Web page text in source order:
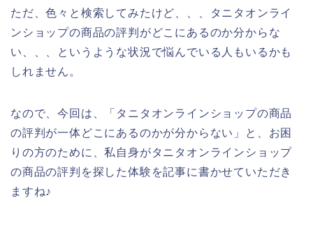
ただ、色々と検索してみたけど、、、タニタオンライ
ンショップの商品の評判がどこにあるのか分からな
い、、、というような状況で悩んでいる人もいるかも
しれません。
なので、今回は、「タニタオンラインショップの商品
の評判が一体どこにあるのかが分からない」と、お困
りの方のために、私自身がタニタオンラインショップ
の商品の評判を探した体験を記事に書かせていただき
ますね♪